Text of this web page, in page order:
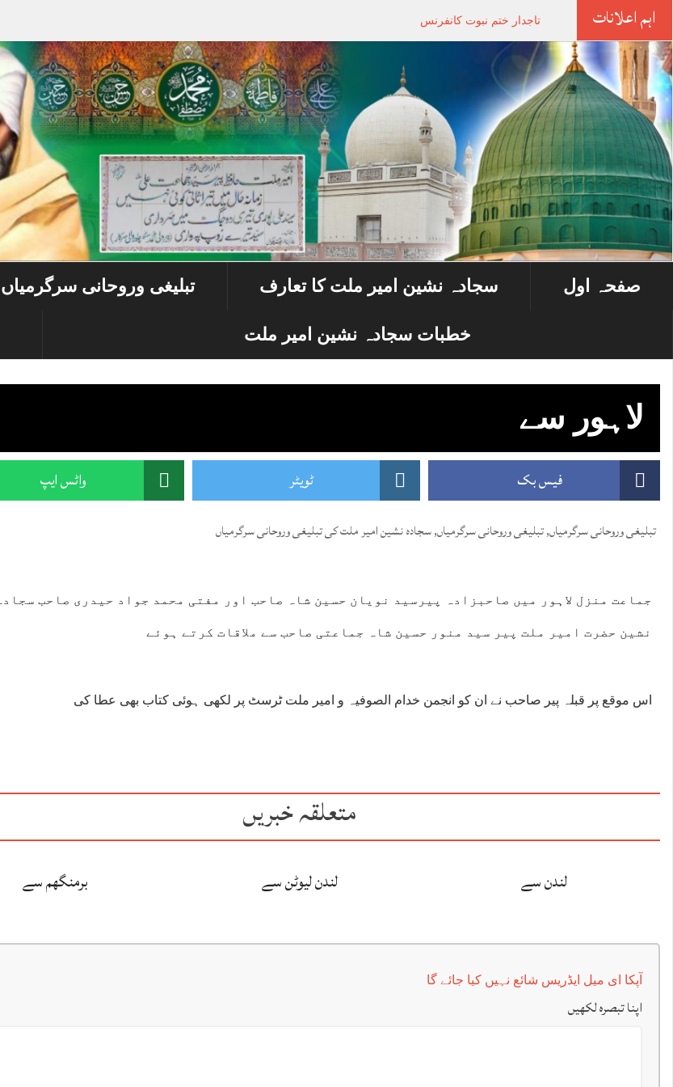
اہم اعلانات تاجدار ختم نبوت کانفرنس
صفحہ اول سجادہ نشین امیر ملت کا تعارف تبلیغی وروحانی سرگرمیاں
خطبات سجادہ نشین امیر ملت
لاہور سے
فیس بک ٹویٹر واٹس ایپ
تبلیغی وروحانی سرگرمیاں,تبلیغی وروحانی سرگرمیاں,سجادہ نشین امیر ملت کی تبلیغی وروحانی سرگرمیاں
جماعت منزل لاہور میں صاحبزادہ پیرسید نویان حسین شاہ صاحب اور مفتی محمد جواد حیدری صاحب سجادہ
نشین حضرت امیر ملت پیر سید منور حسین شاہ جماعتی صاحب سے ملاقات کرتے ہوئے
اس موقع پر قبلہ پیر صاحب نے ان کو انجمن خدام الصوفیہ و امیر ملت ٹرسٹ پر لکھی ہوئی کتاب بھی عطا کی
متعلقہ خبریں
لندن سے لندن لیوٹن سے برمنگھم سے
آپکا ای میل ایڈریس شائع نہیں کیا جائے گا
اپنا تبصرہ لکھیں